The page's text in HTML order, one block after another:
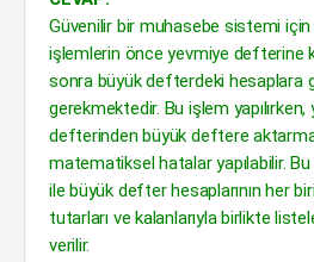
Güvenilir bir muhasebe sistemi
işlemlerin önce yevmiye defterine
sonra büyük defterdeki hesaplara
gerekmektedir. Bu işlem yapılırken,
defterinden büyük deftere aktarma
matematiksel hatalar yapılabilir.
ile büyük defter hesaplarının her
tutarları ve kalanlarıyla birlikte
verilir.